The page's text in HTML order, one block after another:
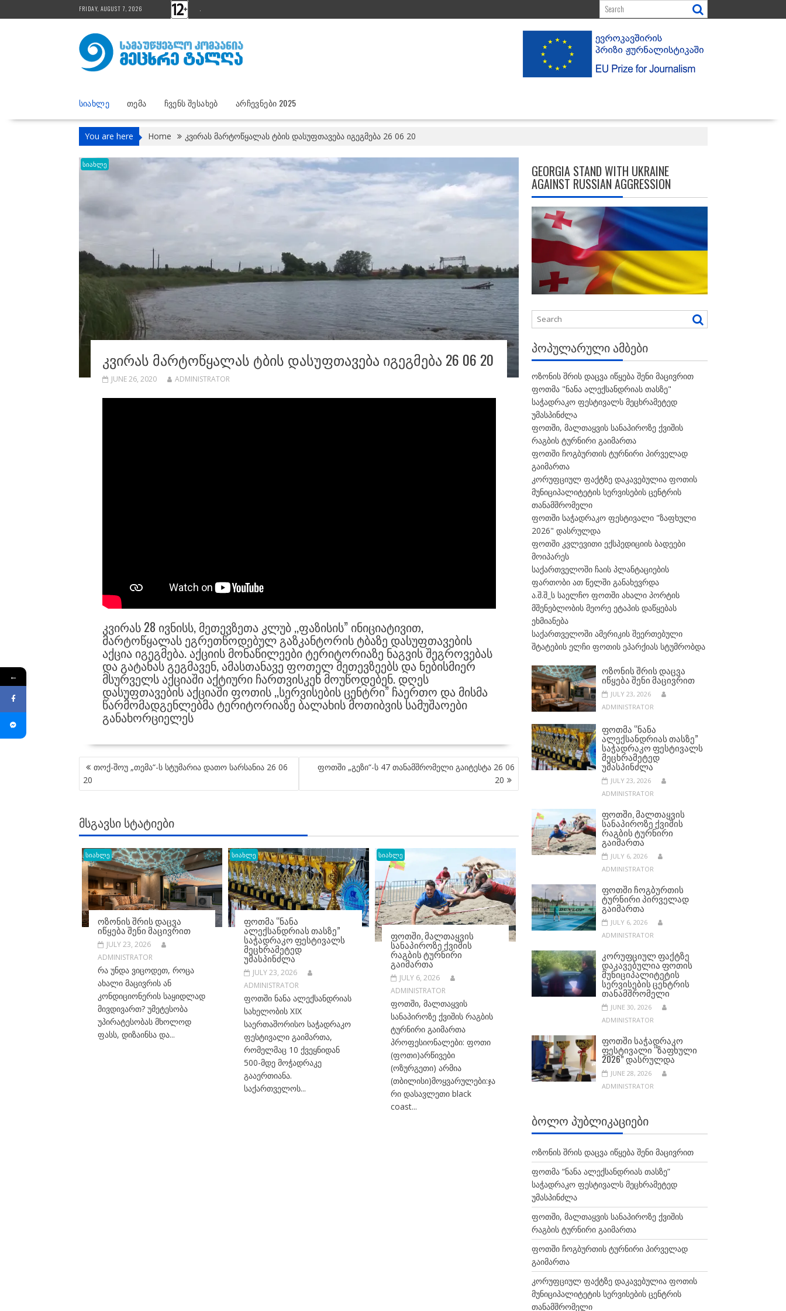
to
FRIDAY, AUGUST 7, 2026 .
ᲡᲘᲐᲮᲚᲔ ᲗᲔᲛᲐ ᲩᲕᲔᲜᲡ ᲨᲔᲡᲐᲮᲔᲑ ᲐᲠᲩᲔᲕᲜᲔᲑᲘ 2025
You are here Home კვირას მარტოწყალას ტბის დასუფთავება იგეგმება 26 06 20
სიახლე
ᲙᲕᲘᲠᲐᲡ ᲛᲐᲠᲢᲝᲬᲧᲐᲚᲐᲡ ᲢᲑᲘᲡ ᲓᲐᲡᲣᲤᲗᲐᲕᲔᲑᲐ ᲘᲒᲔᲒᲛᲔᲑᲐ 26 06 20
JUNE 26, 2020 ADMINISTRATOR
ᲙᲕᲘᲠᲐᲡ 28 ᲘᲕᲜᲘᲡᲡ, ᲛᲔᲗᲔᲕᲖᲔᲗᲐ ᲙᲚᲣᲑ ,,ᲤᲐᲖᲘᲡᲘᲡ” ᲘᲜᲘᲪᲘᲐᲢᲘᲕᲘᲗ,
ᲛᲐᲠᲢᲝᲬᲧᲐᲚᲐᲡ ᲔᲒᲠᲔᲗᲬᲝᲓᲔᲑᲣᲚ ᲒᲐᲖᲙᲐᲜᲢᲝᲠᲘᲡ ᲢᲑᲐᲖᲔ ᲓᲐᲡᲣᲤᲗᲐᲕᲔᲑᲘᲡ
ᲐᲥᲪᲘᲐ ᲘᲒᲔᲒᲛᲔᲑᲐ. ᲐᲥᲪᲘᲘᲡ ᲛᲝᲜᲐᲬᲘᲚᲔᲔᲑᲘ ᲢᲔᲠᲘᲢᲝᲠᲘᲐᲖᲔ ᲜᲐᲒᲕᲘᲡ ᲨᲔᲒᲠᲝᲕᲔᲑᲐᲡ
ᲓᲐ ᲒᲐᲢᲐᲜᲐᲡ ᲒᲔᲒᲛᲐᲕᲔᲜ, ᲐᲛᲐᲡᲗᲐᲜᲐᲕᲔ ᲤᲝᲗᲔᲚ ᲛᲔᲗᲔᲕᲖᲔᲔᲑᲡ ᲓᲐ ᲜᲔᲑᲘᲡᲛᲘᲔᲠ
ᲛᲡᲣᲠᲕᲔᲚᲡ ᲐᲥᲪᲘᲐᲨᲘ ᲐᲥᲢᲘᲣᲠᲘ ᲩᲐᲠᲗᲕᲘᲡᲙᲔᲜ ᲛᲝᲣᲬᲝᲓᲔᲑᲔᲜ. ᲓᲦᲔᲡ
ᲓᲐᲡᲣᲤᲗᲐᲕᲔᲑᲘᲡ ᲐᲥᲪᲘᲐᲨᲘ ᲤᲝᲗᲘᲡ ,,ᲡᲔᲠᲕᲘᲡᲔᲑᲘᲡ ᲪᲔᲜᲢᲠᲘ” ᲩᲐᲔᲠᲗᲝ ᲓᲐ ᲛᲘᲡᲛᲐ
ᲬᲐᲠᲛᲝᲛᲐᲓᲒᲔᲜᲚᲔᲑᲛᲐ ᲢᲔᲠᲘᲢᲝᲠᲘᲐᲖᲔ ᲑᲐᲚᲐᲮᲘᲡ ᲛᲝᲗᲘᲑᲕᲘᲡ ᲡᲐᲛᲣᲨᲐᲝᲔᲑᲘ
ᲒᲐᲜᲐᲮᲝᲠᲪᲘᲔᲚᲔᲡ
POST
NAVIGATION
თოქ-შოუ „თემა“-ს სტუმარია დათო სარსანია 26 06
20
ფოთში „გეზი“-ს 47 თანამშრომელი გაიტესტა 26 06
20
ᲛᲡᲒᲐᲕᲡᲘ ᲡᲢᲐᲢᲘᲔᲑᲘ
სიახლე
ᲝᲖᲝᲜᲘᲡ ᲨᲠᲘᲡ ᲓᲐᲪᲕᲐ
ᲘᲬᲧᲔᲑᲐ ᲨᲔᲜᲘ ᲛᲐᲪᲘᲕᲠᲘᲗ
JULY 23, 2026
ADMINISTRATOR
რა უნდა ვიცოდეთ, როცა
ახალი მაცივრის ან
კონდიციონერის საყიდლად
მივდივართ? უმეტესობა
უპირატესობას მხოლოდ
ფასს, დიზაინსა და...
სიახლე
ᲤᲝᲗᲛᲐ “ᲜᲐᲜᲐ
ᲐᲚᲔᲥᲡᲐᲜᲓᲠᲘᲐᲡ ᲗᲐᲡᲖᲔ”
ᲡᲐᲭᲐᲓᲠᲐᲙᲝ ᲤᲔᲡᲢᲘᲕᲐᲚᲡ
ᲛᲔᲪᲮᲠᲐᲛᲔᲢᲔᲓ
ᲣᲛᲐᲡᲞᲘᲜᲫᲚᲐ
JULY 23, 2026
ADMINISTRATOR
ფოთში ნანა ალექსანდრიას
სახელობის XIX
საერთაშორისო საჭადრაკო
ფესტივალი გაიმართა,
რომელმაც 10 ქვეყნიდან
500-მდე მოჭადრაკე
გააერთიანა.
საქართველოს...
სიახლე
ᲤᲝᲗᲨᲘ, ᲛᲐᲚᲗᲐᲧᲕᲘᲡ
ᲡᲐᲜᲐᲞᲘᲠᲝᲖᲔ ᲥᲕᲘᲨᲘᲡ
ᲠᲐᲒᲑᲘᲡ ᲢᲣᲠᲜᲘᲠᲘ
ᲒᲐᲘᲛᲐᲠᲗᲐ
JULY 6, 2026
ADMINISTRATOR
ფოთში, მალთაყვის
სანაპიროზე ქვიშის რაგბის
ტურნირი გაიმართა
პროფესიონალები: ფოთი
(ფოთი)არწივები
(ოზურგეთი) არმია
(თბილისი)მოყვარულები:ჯა
რი დასავლეთი black
coast...
GEORGIA STAND WITH UKRAINE
AGAINST RUSSIAN AGGRESSION
ᲞᲝᲞᲣᲚᲐᲠᲣᲚᲘ ᲐᲛᲑᲔᲑᲘ
ოზონის შრის დაცვა იწყება შენი მაცივრით
ფოთმა "ნანა ალექსანდრიას თასზე"
საჭადრაკო ფესტივალს მეცხრამეტედ
უმასპინძლა
ფოთში, მალთაყვის სანაპიროზე ქვიშის
რაგბის ტურნირი გაიმართა
ფოთში ჩოგბურთის ტურნირი პირველად
გაიმართა
კორუფციულ ფაქტზე დაკავებულია ფოთის
მუნიციპალიტეტის სერვისების ცენტრის
თანამშრომელი
ფოთში საჭადრაკო ფესტივალი "ზაფხული
2026" დასრულდა
ფოთში კვლევითი ექსპედიციის ბადეები
მოიპარეს
საქართველოში ჩაის პლანტაციების
ფართობი ათ წელში განახევრდა
ა.შ.შ_ს საელჩო ფოთში ახალი პორტის
მშენებლობის მეორე ეტაპის დაწყებას
ეხმიანება
საქართველოში ამერიკის შეერთებული
შტატების ელჩი ფოთის ეპარქიას სტუმრობდა
ᲝᲖᲝᲜᲘᲡ ᲨᲠᲘᲡ ᲓᲐᲪᲕᲐ
ᲘᲬᲧᲔᲑᲐ ᲨᲔᲜᲘ ᲛᲐᲪᲘᲕᲠᲘᲗ
JULY 23, 2026
ADMINISTRATOR
ᲤᲝᲗᲛᲐ “ᲜᲐᲜᲐ
ᲐᲚᲔᲥᲡᲐᲜᲓᲠᲘᲐᲡ ᲗᲐᲡᲖᲔ”
ᲡᲐᲭᲐᲓᲠᲐᲙᲝ ᲤᲔᲡᲢᲘᲕᲐᲚᲡ
ᲛᲔᲪᲮᲠᲐᲛᲔᲢᲔᲓ
ᲣᲛᲐᲡᲞᲘᲜᲫᲚᲐ
JULY 23, 2026
ADMINISTRATOR
ᲤᲝᲗᲨᲘ, ᲛᲐᲚᲗᲐᲧᲕᲘᲡ
ᲡᲐᲜᲐᲞᲘᲠᲝᲖᲔ ᲥᲕᲘᲨᲘᲡ
ᲠᲐᲒᲑᲘᲡ ᲢᲣᲠᲜᲘᲠᲘ
ᲒᲐᲘᲛᲐᲠᲗᲐ
JULY 6, 2026
ADMINISTRATOR
ᲤᲝᲗᲨᲘ ᲩᲝᲒᲑᲣᲠᲗᲘᲡ
ᲢᲣᲠᲜᲘᲠᲘ ᲞᲘᲠᲕᲔᲚᲐᲓ
ᲒᲐᲘᲛᲐᲠᲗᲐ
JULY 6, 2026
ADMINISTRATOR
ᲙᲝᲠᲣᲤᲪᲘᲣᲚ ᲤᲐᲥᲢᲖᲔ
ᲓᲐᲙᲐᲕᲔᲑᲣᲚᲘᲐ ᲤᲝᲗᲘᲡ
ᲛᲣᲜᲘᲪᲘᲞᲐᲚᲘᲢᲔᲢᲘᲡ
ᲡᲔᲠᲕᲘᲡᲔᲑᲘᲡ ᲪᲔᲜᲢᲠᲘᲡ
ᲗᲐᲜᲐᲛᲨᲠᲝᲛᲔᲚᲘ
JUNE 30, 2026
ADMINISTRATOR
ᲤᲝᲗᲨᲘ ᲡᲐᲭᲐᲓᲠᲐᲙᲝ
ᲤᲔᲡᲢᲘᲕᲐᲚᲘ “ᲖᲐᲤᲮᲣᲚᲘ
2026” ᲓᲐᲡᲠᲣᲚᲓᲐ
JUNE 28, 2026
ADMINISTRATOR
ᲑᲝᲚᲝ ᲞᲣᲑᲚᲘᲙᲐᲪᲘᲔᲑᲘ
ოზონის შრის დაცვა იწყება შენი მაცივრით
ფოთმა “ნანა ალექსანდრიას თასზე”
საჭადრაკო ფესტივალს მეცხრამეტედ
უმასპინძლა
ფოთში, მალთაყვის სანაპიროზე ქვიშის
რაგბის ტურნირი გაიმართა
ფოთში ჩოგბურთის ტურნირი პირველად
გაიმართა
კორუფციულ ფაქტზე დაკავებულია ფოთის
მუნიციპალიტეტის სერვისების ცენტრის
თანამშრომელი
←